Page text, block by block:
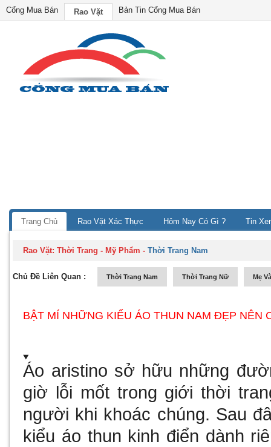
Cổng Mua Bán Rao Vặt Bản Tin Cổng Mua Bán
Trang Chủ Rao Vặt Xác Thực Hôm Nay Có Gì ? Tin
Rao Vặt:Thời Trang - Mỹ Phẩm -Thời Trang Nam
Chủ Đề Liên Quan : Thời Trang Nam Thời Trang Nữ Mẹ
BẬT MÍ NHỮNG KIỂU ÁO THUN NAM ĐẸP NÊN
Áo aristino sở hữu những
giờ lỗi mốt trong giới thời
người khi khoác chúng. Sau
kiểu áo thun kinh điển dành